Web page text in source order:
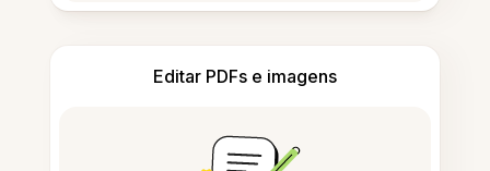
Editar PDFs e imagens